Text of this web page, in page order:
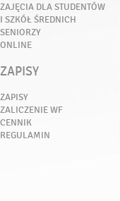
ZAJĘCIA DLA STUDENTÓW
I SZKÓŁ ŚREDNICH
SENIORZY
ONLINE
ZAPISY
ZAPISY
ZALICZENIE WF
CENNIK
REGULAMIN